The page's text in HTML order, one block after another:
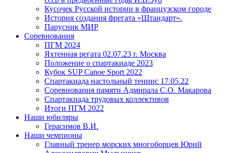
Кусочек Русской истории в французском городе
История создания фрегата «Штандарт».
Парусник МИР
Соревнования
ПГМ 2024
Яхтенная регата 02.07.23 г. Москва
Положение о спартакиаде 2023
Кубок SUP Canoe Sport 2022
Спартакиада настольный теннис 17.05.22
Соревнования памяти Адмирала С.О. Макарова
Спартакиада трудовых коллективов
Итоги ПГМ 2022
Наши юбиляры
Герасимов В.И.
Наши чемпионы
Главный тренер морских многоборцев Юрий